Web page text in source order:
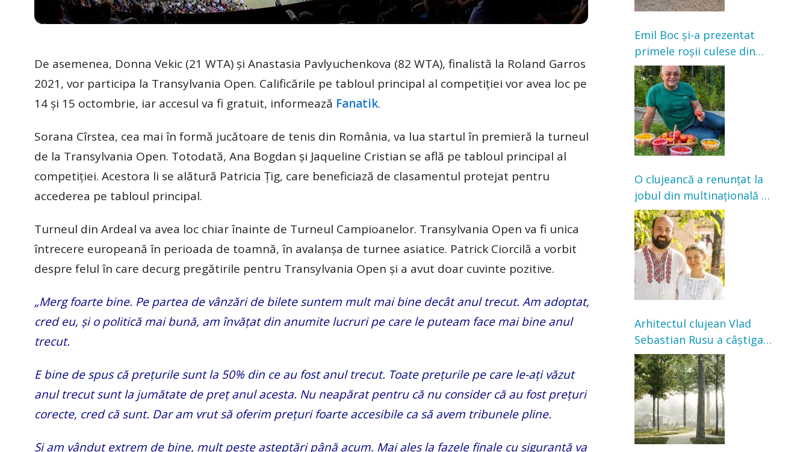
De asemenea, Donna Vekic (21 WTA) și Anastasia Pavlyuchenkova (82 WTA), finalistă la Roland Garros
2021, vor participa la Transylvania Open. Calificările pe tabloul principal al competiției vor avea loc pe
14 și 15 octombrie, iar accesul va fi gratuit, informează Fanatik.
Sorana Cîrstea, cea mai în formă jucătoare de tenis din România, va lua startul în premieră la turneul
de la Transylvania Open. Totodată, Ana Bogdan și Jaqueline Cristian se află pe tabloul principal al
competiției. Acestora li se alătură Patricia Țig, care beneficiază de clasamentul protejat pentru
accederea pe tabloul principal.
Turneul din Ardeal va avea loc chiar înainte de Turneul Campioanelor. Transylvania Open va fi unica
întrecere europeană în perioada de toamnă, în avalanșa de turnee asiatice. Patrick Ciorcilă a vorbit
despre felul în care decurg pregătirile pentru Transylvania Open și a avut doar cuvinte pozitive.
„Merg foarte bine. Pe partea de vânzări de bilete suntem mult mai bine decât anul trecut. Am adoptat,
cred eu, și o politică mai bună, am învățat din anumite lucruri pe care le puteam face mai bine anul
trecut.
E bine de spus că prețurile sunt la 50% din ce au fost anul trecut. Toate prețurile pe care le-ați văzut
anul trecut sunt la jumătate de preț anul acesta. Nu neapărat pentru că nu consider că au fost prețuri
corecte, cred că sunt. Dar am vrut să oferim prețuri foarte accesibile ca să avem tribunele pline.
Și am vândut extrem de bine, mult peste așteptări până acum. Mai ales la fazele finale cu siguranță va
Emil Boc și-a prezentat
primele roșii culese din
grădină: „Niciun magazin
nu poate oferi această
satisfacție”
O clujeancă a renunțat la
jobul din multinațională și
s-a mutat la țară. Acum
cultivă legume în grădina
bunicilor
Arhitectul clujean Vlad
Sebastian Rusu a câștigat
concursul pentru
transformarea Grădinii
Casei Universitarilor